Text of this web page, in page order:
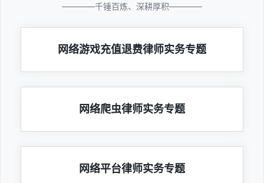
————千锤百炼、深耕厚积————
网络游戏充值退费律师实务专题
网络爬虫律师实务专题
网络平台律师实务专题